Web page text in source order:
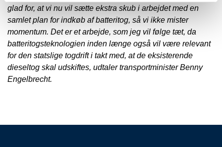
glad for, at vi nu vil sætte ekstra skub i arbejdet med en
samlet plan for indkøb af batteritog, så vi ikke mister
momentum. Det er et arbejde, som jeg vil følge tæt, da
batteritogsteknologien inden længe også vil være relevant
for den statslige togdrift i takt med, at de eksisterende
dieseltog skal udskiftes, udtaler transportminister Benny
Engelbrecht.